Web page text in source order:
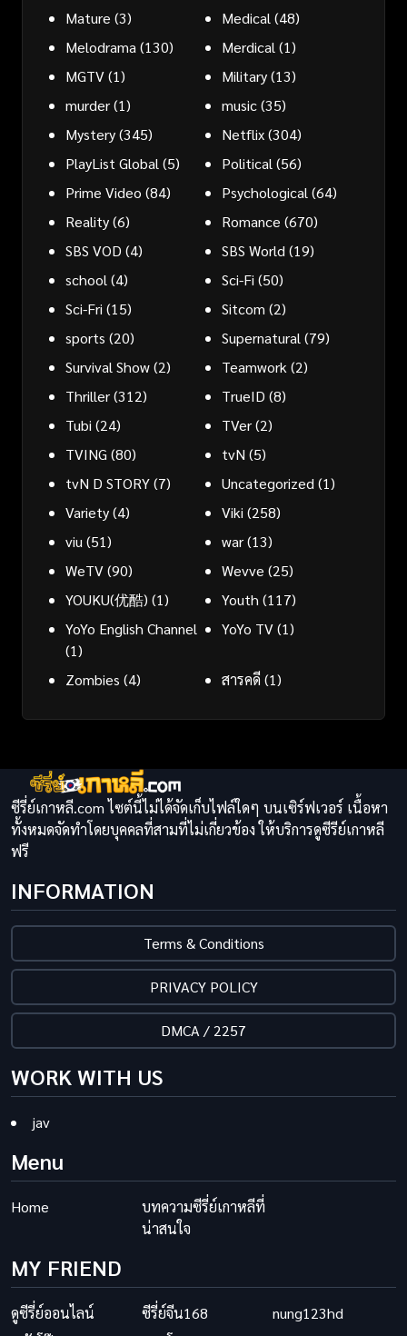
Mature (3) Medical(48)
Melodrama(130) Merdical(1)
MGTV(1) Military(13)
murder(1) music(35)
Mystery(345) Netflix(304)
PlayList Global(5) Political(56)
Prime Video (84) Psychological(64)
Reality(6) Romance (670)
SBS VOD (4) SBS World(19)
school(4) Sci-Fi (50)
Sci-Fri (15) Sitcom (2)
sports (20) Supernatural(79)
Survival Show(2) Teamwork(2)
Thriller(312) TrueID (8)
Tubi (24) TVer(2)
TVING (80) tvN (5)
tvN D STORY(7) Uncategorized(1)
Variety(4) Viki (258)
viu(51) war(13)
WeTV(90) Wevve (25)
YOUKU(优酷) (1) Youth (117)
YoYo English Channel
(1)
YoYo TV(1)
Zombies (4) สารคดี(1)
ซีรี่ย์เกาหลี.com ไซต์นี้ไม่ได้จัดเก็บไฟล์ใดๆ บนเซิร์ฟเวอร์ เนื้อหา
ทั้งหมดจัดทำโดยบุคคลที่สามที่ไม่เกี่ยวข้อง ให้บริการดูซีรีย์เกาหลี
ฟรี
INFORMATION
Terms & Conditions
PRIVACY POLICY
DMCA / 2257
WORK WITH US
jav
Menu
Home
บทความซีรี่ย์เกาหลีที่
น่าสนใจ
MY FRIEND
ดูซีรี่ย์ออนไลน์ ซีรี่ย์จีน168
nung123hd